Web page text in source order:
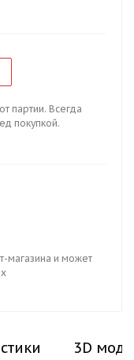
партии. Всегда
покупкой.
магазина и может
3D